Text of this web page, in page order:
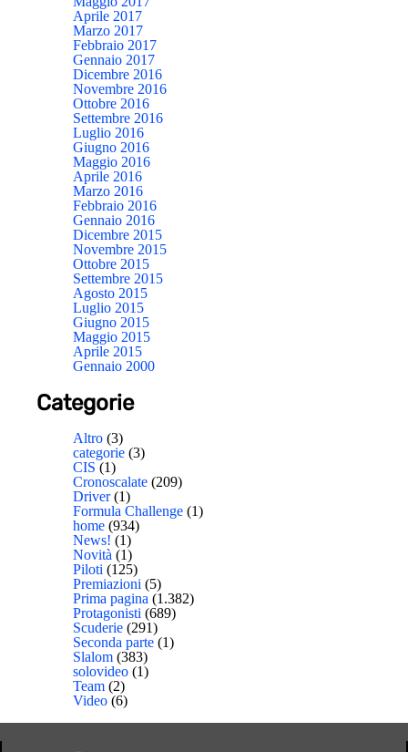
Aprile 2017
Marzo 2017
Febbraio 2017
Gennaio 2017
Dicembre 2016
Novembre 2016
Ottobre 2016
Settembre 2016
Luglio 2016
Giugno 2016
Maggio 2016
Aprile 2016
Marzo 2016
Febbraio 2016
Gennaio 2016
Dicembre 2015
Novembre 2015
Ottobre 2015
Settembre 2015
Agosto 2015
Luglio 2015
Giugno 2015
Maggio 2015
Aprile 2015
Gennaio 2000
Categorie
Altro (3)
categorie (3)
CIS (1)
Cronoscalate (209)
Driver(1)
Formula Challenge (1)
home (934)
News! (1)
Novità (1)
Piloti (125)
Premiazioni (5)
Prima pagina (1.382)
Protagonisti (689)
Scuderie (291)
Seconda parte (1)
Slalom (383)
solovideo (1)
Team (2)
Video (6)